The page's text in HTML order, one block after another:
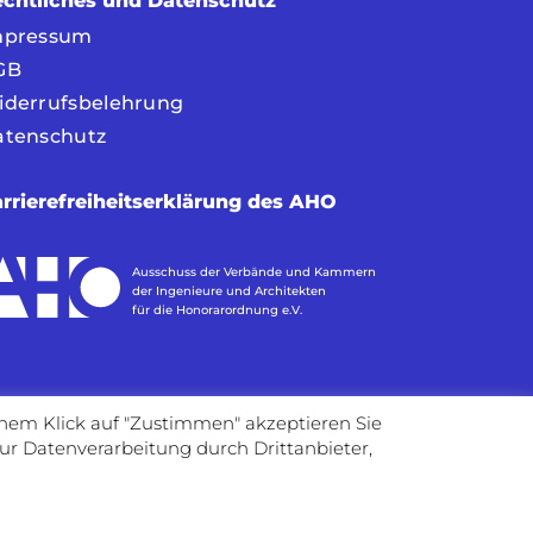
des AHO
Ausschuss der Verbände und Kammern
der Ingenieure und Architekten
für die Honorarordnung e.V.
Klick auf "Zustimmen" akzeptieren Sie
Datenverarbeitung durch Drittanbieter,